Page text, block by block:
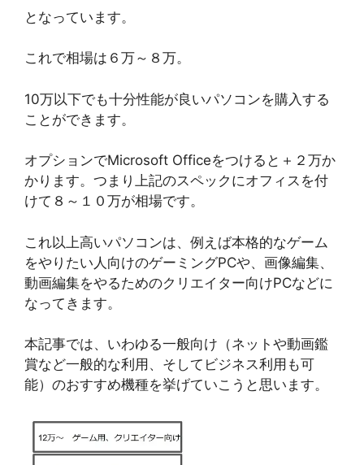
となっています。
これで相場は６万～８万。
10万以下でも十分性能が良いパソコンを購入する
ことができます。
オプションでMicrosoft Officeをつけると＋２万か
かります。つまり上記のスペックにオフィスを付
けて８～１０万が相場です。
これ以上高いパソコンは、例えば本格的なゲーム
をやりたい人向けのゲーミングPCや、画像編集、
動画編集をやるためのクリエイター向けPCなどに
なってきます。
本記事では、いわゆる一般向け（ネットや動画鑑
賞など一般的な利用、そしてビジネス利用も可
能）のおすすめ機種を挙げていこうと思います。